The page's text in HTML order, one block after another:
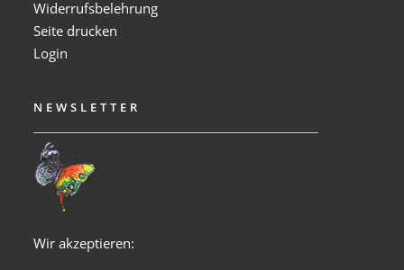
Widerrufsbelehrung
Seite drucken
Login
NEWSLETTER
Wir akzeptieren: